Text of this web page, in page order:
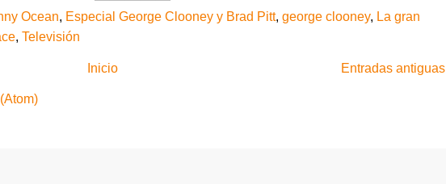
Ocean, Especial George Clooney y Brad Pitt, george clooney, La gran
, Televisión
Entradas antiguas
Inicio